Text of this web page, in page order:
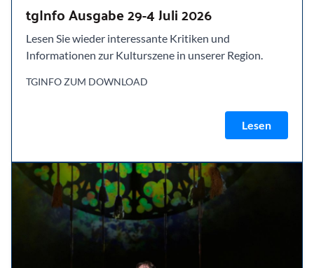
tgInfo Ausgabe 29-4 Juli 2026
Lesen Sie wieder interessante Kritiken und
Informationen zur Kulturszene in unserer Region.
TGINFO ZUM DOWNLOAD
Lesen